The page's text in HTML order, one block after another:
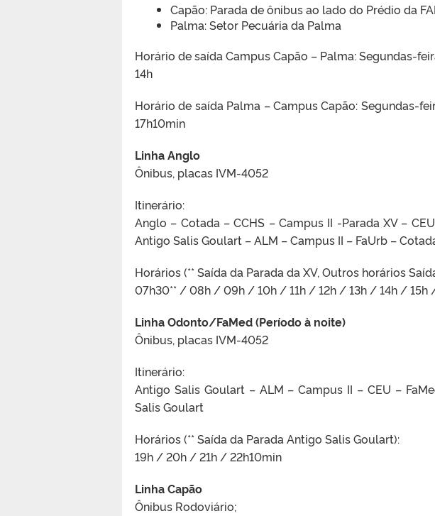
Capão: Parada de ônibus ao lado do Prédio da
Palma: Setor Pecuária da Palma
Horário de saída Campus Capão – Palma: Segundas-
14h
Horário de saída Palma – Campus Capão: Segundas-
17h10min
Linha Anglo
Ônibus, placas IVM-4052
Itinerário:
Anglo – Cotada – CCHS – Campus II -Parada XV –
Antigo Salis Goulart – ALM – Campus II – FaUrb –
Horários (** Saída da Parada da XV, Outros horários
07h30** / 08h / 09h / 10h / 11h / 12h / 13h / 14h / 15h
Linha Odonto/FaMed (Período à noite)
Ônibus, placas IVM-4052
Itinerário:
Antigo Salis Goulart – ALM – Campus II – CEU –
Salis Goulart
Horários (** Saída da Parada Antigo Salis Goulart):
19h / 20h / 21h / 22h10min
Linha Capão
Ônibus Rodoviário;